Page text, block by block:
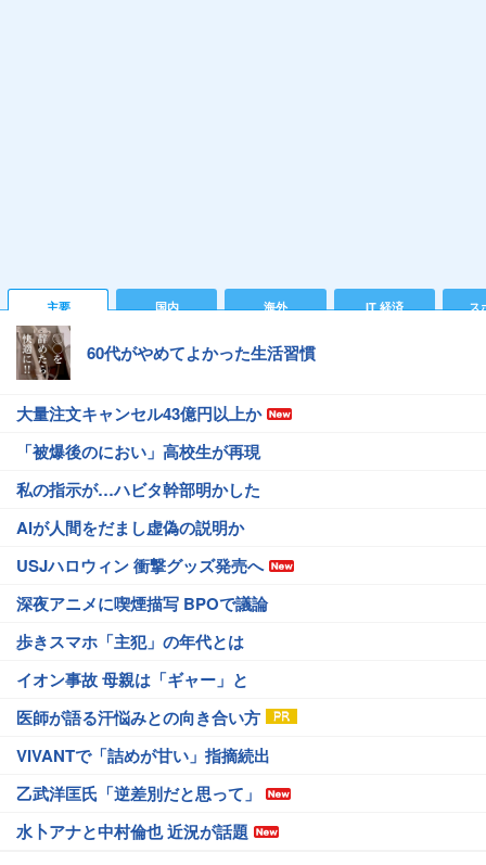
主要 国内 海外 IT 経済 ス
60代がやめてよかった生活習慣
大量注文キャンセル43億円以上か
「被爆後のにおい」高校生が再現
私の指示が…ハビタ幹部明かした
AIが人間をだまし虚偽の説明か
USJハロウィン 衝撃グッズ発売へ
深夜アニメに喫煙描写 BPOで議論
歩きスマホ「主犯」の年代とは
イオン事故 母親は「ギャー」と
医師が語る汗悩みとの向き合い方
VIVANTで「詰めが甘い」指摘続出
乙武洋匡氏「逆差別だと思って」
水卜アナと中村倫也 近況が話題